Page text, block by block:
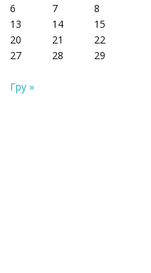
Гру »
6 7
8
13 14
15
20 21
22
27 28
29